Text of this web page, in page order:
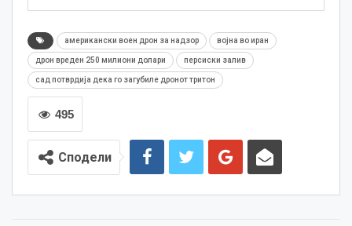
американски воен дрон за надзор војна во иран
дрон вреден 250 милиони долари персиски залив
сад потврдија дека го загубиле дронот тритон
495
Сподели